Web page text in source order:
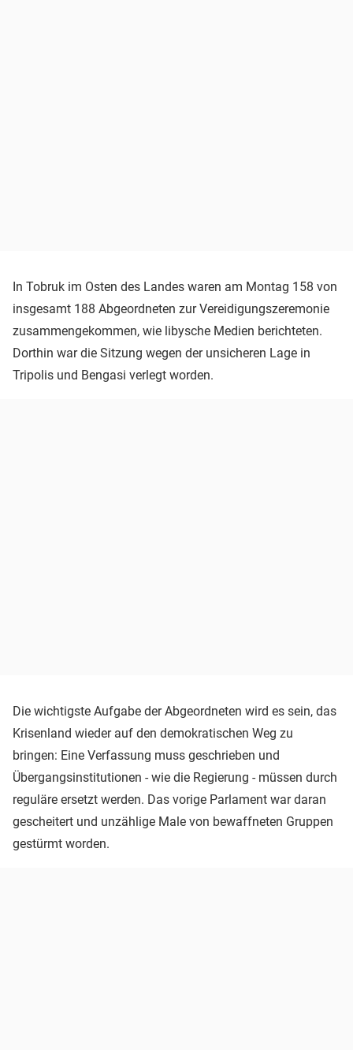
In Tobruk im Osten des Landes waren am Montag 158 von
insgesamt 188 Abgeordneten zur Vereidigungszeremonie
zusammengekommen, wie libysche Medien berichteten.
Dorthin war die Sitzung wegen der unsicheren Lage in
Tripolis und Bengasi verlegt worden.
Die wichtigste Aufgabe der Abgeordneten wird es sein, das
Krisenland wieder auf den demokratischen Weg zu
bringen: Eine Verfassung muss geschrieben und
Übergangsinstitutionen - wie die Regierung - müssen durch
reguläre ersetzt werden. Das vorige Parlament war daran
gescheitert und unzählige Male von bewaffneten Gruppen
gestürmt worden.